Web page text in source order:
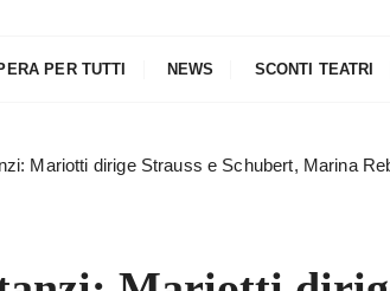
PER TUTTI NEWS SCONTI TEATRI
Mariotti dirige Strauss e Schubert, Marina